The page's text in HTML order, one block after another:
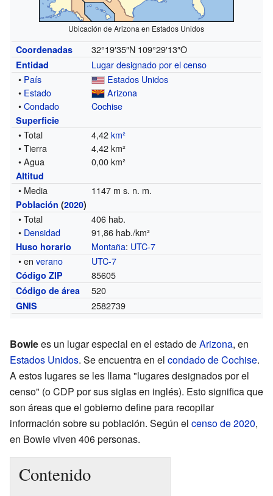
Ubicación de Arizona en Estados Unidos
Coordenadas 32°19′35″N 109°29′13″O
Entidad
Lugar designado por el censo
• País
Estados Unidos
• Estado
Arizona
•Condado Cochise
Superficie
• Total 4,42km²
• Tierra
4,42 km²
• Agua
0,00 km²
Altitud
• Media 1147 m s. n. m.
Población (2020)
• Total
406 hab.
• Densidad 91,86 hab./km²
Huso horario Montaña: UTC-7
• enverano UTC-7
Código ZIP 85605
Código de área 520
GNIS 2582739
Bowiees un lugar especial en el estado deArizona, en
Estados Unidos. Se encuentra en el condado de Cochise.
A estos lugares se les llama "lugares designados por el
censo" (o CDP por sus siglas en inglés). Esto significa que
son áreas que el gobierno define para recopilar
información sobre su población. Según el censo de 2020,
en Bowie viven 406 personas.
Contenido